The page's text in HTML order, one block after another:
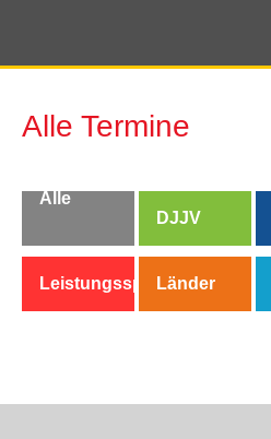
Alle Termine
Alle
Termine
Leistungssport
DJJV
Länder